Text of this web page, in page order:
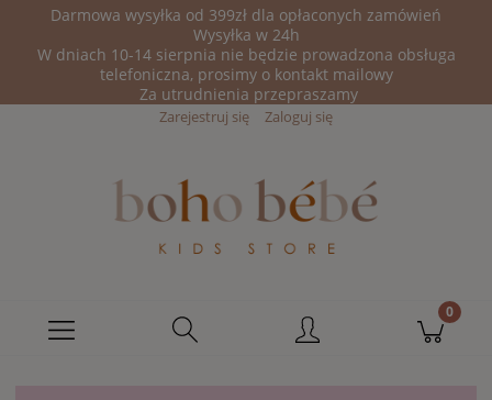
Darmowa wysyłka od 399zł dla opłaconych zamówień
Wysyłka w 24h
W dniach 10-14 sierpnia nie będzie prowadzona obsługa
telefoniczna, prosimy o kontakt mailowy
Za utrudnienia przepraszamy
Zarejestruj się Zaloguj się